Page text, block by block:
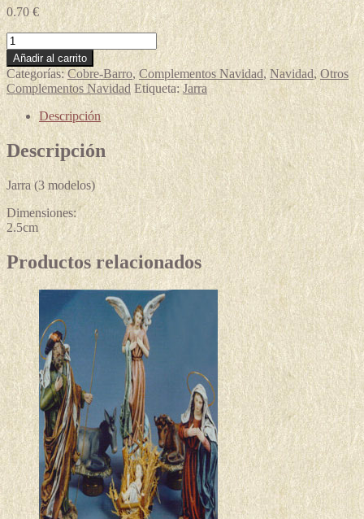
0.70€
0302/1
Jarra
cantidad
Añadir al carrito
Categorías:Cobre-Barro, Complementos Navidad,Navidad,Otros
Complementos Navidad Etiqueta:Jarra
Descripción
Descripción
Jarra (3 modelos)
Dimensiones:
2.5cm
Productos relacionados